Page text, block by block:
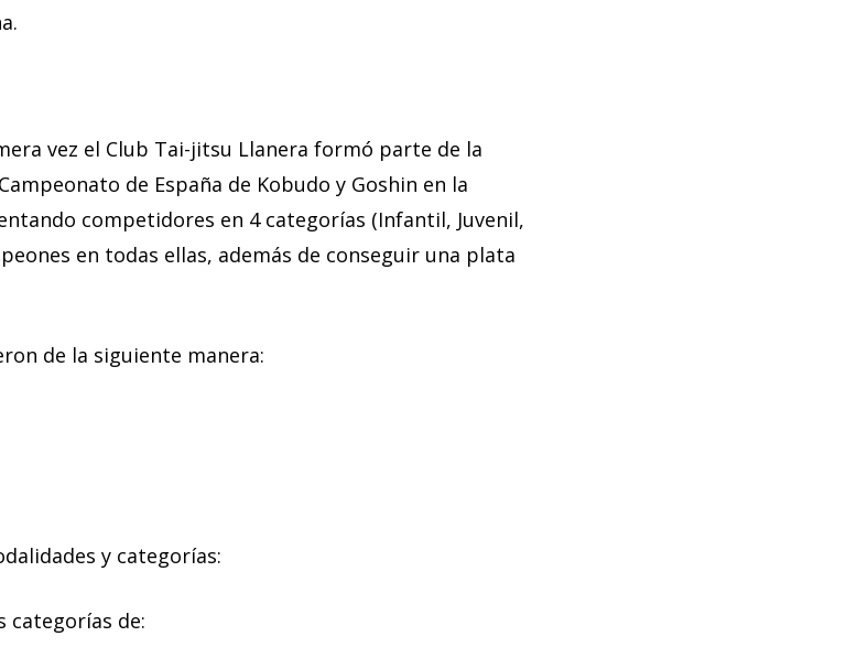
vez el Club Tai-jitsu Llanera formó parte de la
de España de Kobudo y Goshin en la
competidores en 4 categorías (Infantil, Juvenil,
en todas ellas, además de conseguir una plata
de la siguiente manera:
y categorías:
categorías de: